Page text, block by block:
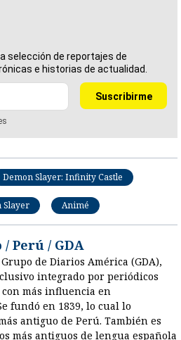
selección de reportajes de
e historias de actualidad.
Demon Slayer: Infinity Castle
Slayer Animé
Perú / GDA
de Diarios América (GDA),
integrado por periódicos
más influencia en
fundó en 1839, lo cual lo
antiguo de Perú. También es
más antiguos de lengua española